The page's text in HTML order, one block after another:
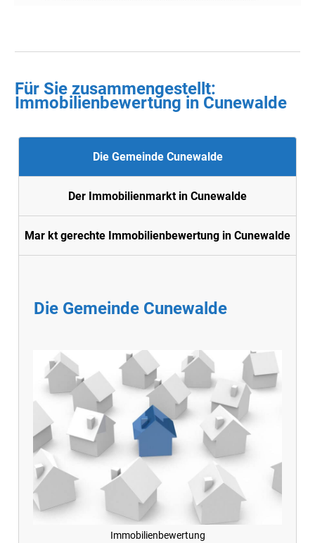
Für Sie zusammengestellt :
Immobilienbewertung in Cunewalde
Die Gemeinde Cunewalde
Der Immobilienmarkt in Cunewalde
Mar kt gerechte Immobilienbewertung in Cunewalde
Die Gemeinde Cunewalde
Immobilienbewertung